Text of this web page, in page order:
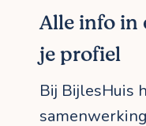
Alle info in
je profiel
Bij BijlesHuis